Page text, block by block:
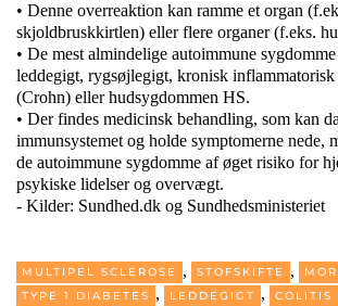
• Denne overreaktion kan ramme et organ
skjoldbruskkirtlen) eller flere organer (f.eks.
• De mest almindelige autoimmune
leddegigt, rygsøjlegigt, kronisk inflammatorisk
(Crohn) eller hudsygdommen HS.
• Der findes medicinsk behandling, som kan
immunsystemet og holde symptomerne nede,
de autoimmune sygdomme af øget risiko for
psykiske lidelser og overvægt.
- Kilder: Sundhed.dk og Sundhedsministeriet
MULTIPEL SCLEROSE , STOFSKIFTE ,
TYPE 1 DIABETES , LEDDEGIGT , COLITIS